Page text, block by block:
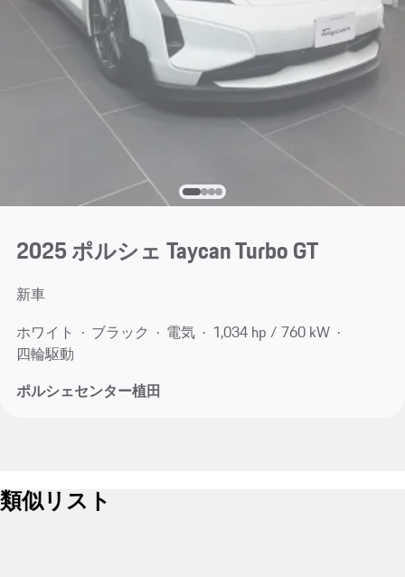
2025 ポルシェ Taycan Turbo GT
新車
ホワイト
ブラック 電気
1,034 hp / 760 kW
四輪駆動
ポルシェセンター植田
類似リスト